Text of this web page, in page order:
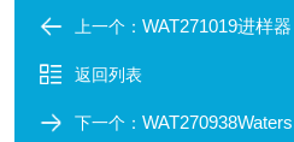
上一个： WAT271019进样器
返回列表
下一个：